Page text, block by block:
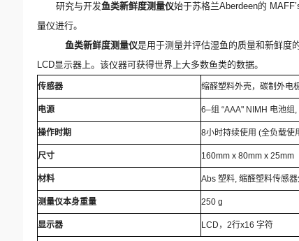
研究与开发鱼类新鲜度测量仪始于苏格兰Aberdeen的
量仪进行。
鱼类新鲜度测量仪是用于测量并评估湿鱼的质量和新鲜度
LCD显示器上。该仪器可获得世界上大多数鱼类的数据。
传感器 缩醛塑料外壳，碳制外电
电源 6–组 “AAA" NIMH 电池组 ,
操作时期 8小时持续使用 (全负载使
尺寸 160mm x 80mm x 25mm
材料 Abs 塑料, 缩醛塑料传感
测量仪本身重量 250 g
显示器 LCD ， 2行x16 字符